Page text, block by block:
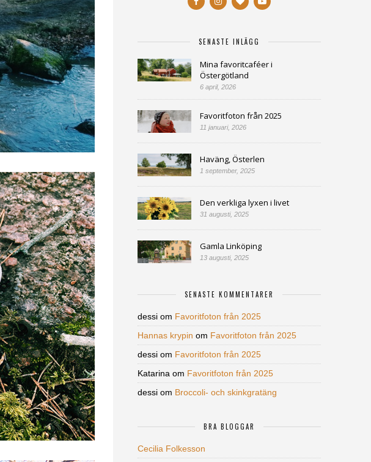
SENASTE INLÄGG
Mina favoritcaféer i
Östergötland
6 april, 2026
Favoritfoton från 2025
11 januari, 2026
Haväng, Österlen
1 september, 2025
Den verkliga lyxen i livet
31 augusti, 2025
Gamla Linköping
13 augusti, 2025
SENASTE KOMMENTARER
dessi om Favoritfoton från 2025
Hannas krypin om Favoritfoton från 2025
dessi om Favoritfoton från 2025
Katarina om Favoritfoton från 2025
dessi om Broccoli- och skinkgratäng
BRA BLOGGAR
Cecilia Folkesson